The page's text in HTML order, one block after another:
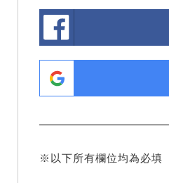
※以下所有欄位均為必填